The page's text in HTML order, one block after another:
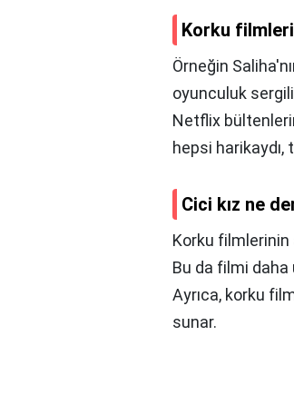
Korku
Örneğin
oyunculuk
Netflix
hepsi
Cici kız ne
Korku filmlerinin
Bu da filmi daha
Ayrıca, korku
sunar.